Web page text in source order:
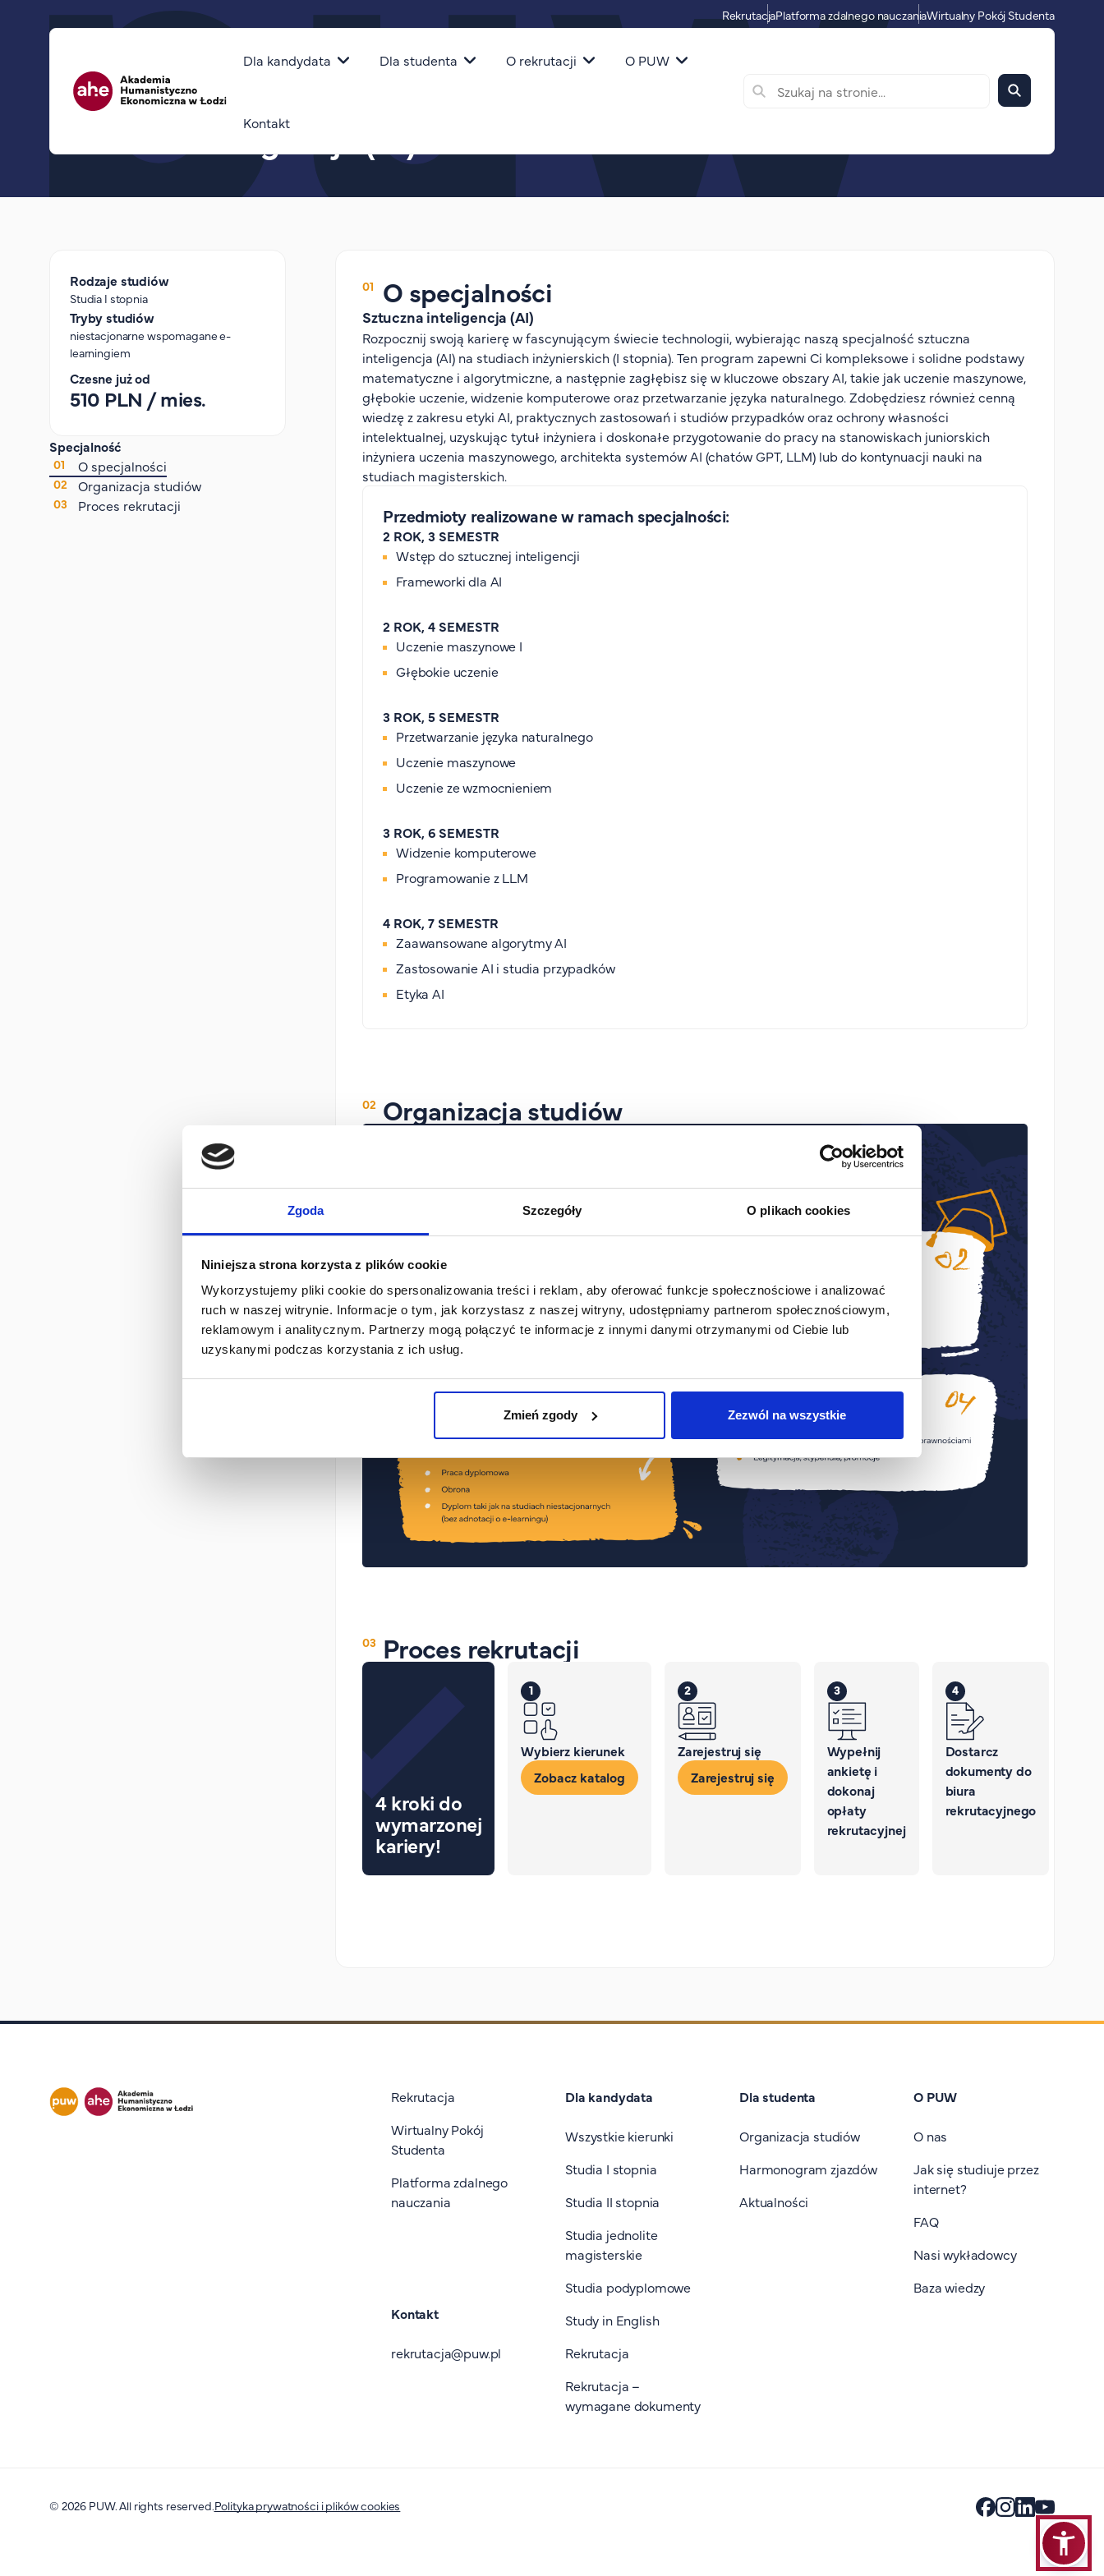
Zgoda Szczegóły O plikach cookies
Niniejsza strona korzysta z plików cookie
Wykorzystujemy pliki cookie do spersonalizowania treści i reklam, aby oferować funkcje społecznościowe i analizować
ruch w naszej witrynie. Informacje o tym, jak korzystasz z naszej witryny, udostępniamy partnerom społecznościowym,
reklamowym i analitycznym. Partnerzy mogą połączyć te informacje z innymi danymi otrzymanymi od Ciebie lub
uzyskanymi podczas korzystania z ich usług.
Zmień zgody Zezwól na wszystkie
Górny pasek RekrutacjaPlatforma zdalnego nauczaniaWirtualny Pokój Studenta
Dla kandydata Dla studenta O rekrutacji O PUW
Kontakt
Ścieżka nawigacyjna
sztuczna inteligencja (ai)
Sztuczna inteligencja (AI)
Rodzaje studiów
Studia I stopnia
Tryby studiów
niestacjonarne wspomagane e-
learningiem
Czesne już od
510 PLN / mies.
Specjalność
O specjalności
Organizacja studiów
Proces rekrutacji
O specjalności
Sztuczna inteligencja (AI)
Rozpocznij swoją karierę w fascynującym świecie technologii, wybierając naszą specjalność sztuczna
inteligencja (AI) na studiach inżynierskich (I stopnia). Ten program zapewni Ci kompleksowe i solidne podstawy
matematyczne i algorytmiczne, a następnie zagłębisz się w kluczowe obszary AI, takie jak uczenie maszynowe,
głębokie uczenie, widzenie komputerowe oraz przetwarzanie języka naturalnego. Zdobędziesz również cenną
wiedzę z zakresu etyki AI, praktycznych zastosowań i studiów przypadków oraz ochrony własności
intelektualnej, uzyskując tytuł inżyniera i doskonałe przygotowanie do pracy na stanowiskach juniorskich
inżyniera uczenia maszynowego, architekta systemów AI (chatów GPT, LLM) lub do kontynuacji nauki na
studiach magisterskich.
Przedmioty realizowane w ramach specjalności:
2 ROK, 3 SEMESTR
Wstęp do sztucznej inteligencji
Frameworki dla AI
2 ROK, 4 SEMESTR
Uczenie maszynowe I
Głębokie uczenie
3 ROK, 5 SEMESTR
Przetwarzanie języka naturalnego
Uczenie maszynowe
Uczenie ze wzmocnieniem
3 ROK, 6 SEMESTR
Widzenie komputerowe
Programowanie z LLM
4 ROK, 7 SEMESTR
Zaawansowane algorytmy AI
Zastosowanie AI i studia przypadków
Etyka AI
Organizacja studiów
Proces rekrutacji
4 kroki do
wymarzonej
kariery!
1
Wybierz kierunek
Zobacz katalog
2
Zarejestruj się
Zarejestruj się
3
Wypełnij
ankietę i
dokonaj
opłaty
rekrutacyjnej
4
Dostarcz
dokumenty do
biura
rekrutacyjnego
Stopka I
Rekrutacja
Wirtualny Pokój
Studenta
Platforma zdalnego
nauczania
Kontakt
rekrutacja@puw.pl
Dla kandydata
Wszystkie kierunki
Studia I stopnia
Studia II stopnia
Studia jednolite
magisterskie
Studia podyplomowe
Study in English
Rekrutacja
Rekrutacja –
wymagane dokumenty
Dla studenta
Organizacja studiów
Harmonogram zjazdów
Aktualności
O PUW
O nas
Jak się studiuje przez
internet?
FAQ
Nasi wykładowcy
Baza wiedzy
© 2026 PUW. All rights reserved.Polityka prywatności i plików cookies